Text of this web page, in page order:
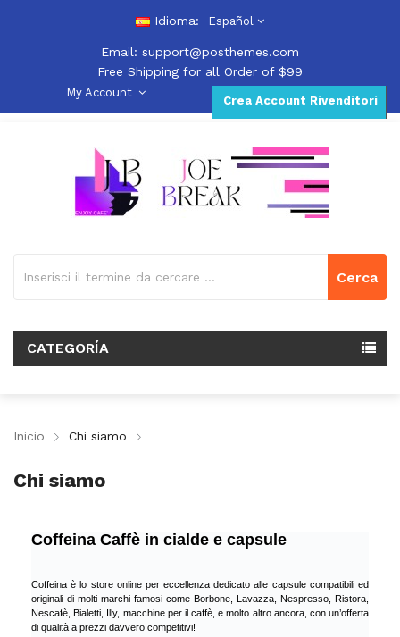
Idioma: Español
Email: support@posthemes.com
Free Shipping for all Order of $99
Crea Account Rivenditori
My Account
Cerca
CATEGORÍA
Inicio Chi siamo
Chi siamo
Coffeina Caffè in cialde e capsule
Coffeina è lo store online per eccellenza dedicato alle capsule compatibili ed
originali di molti marchi famosi come Borbone, Lavazza, Nespresso, Ristora,
Nescafè, Bialetti, Illy, macchine per il caffè, e molto altro ancora, con un’offerta
di qualità a prezzi davvero competitivi!